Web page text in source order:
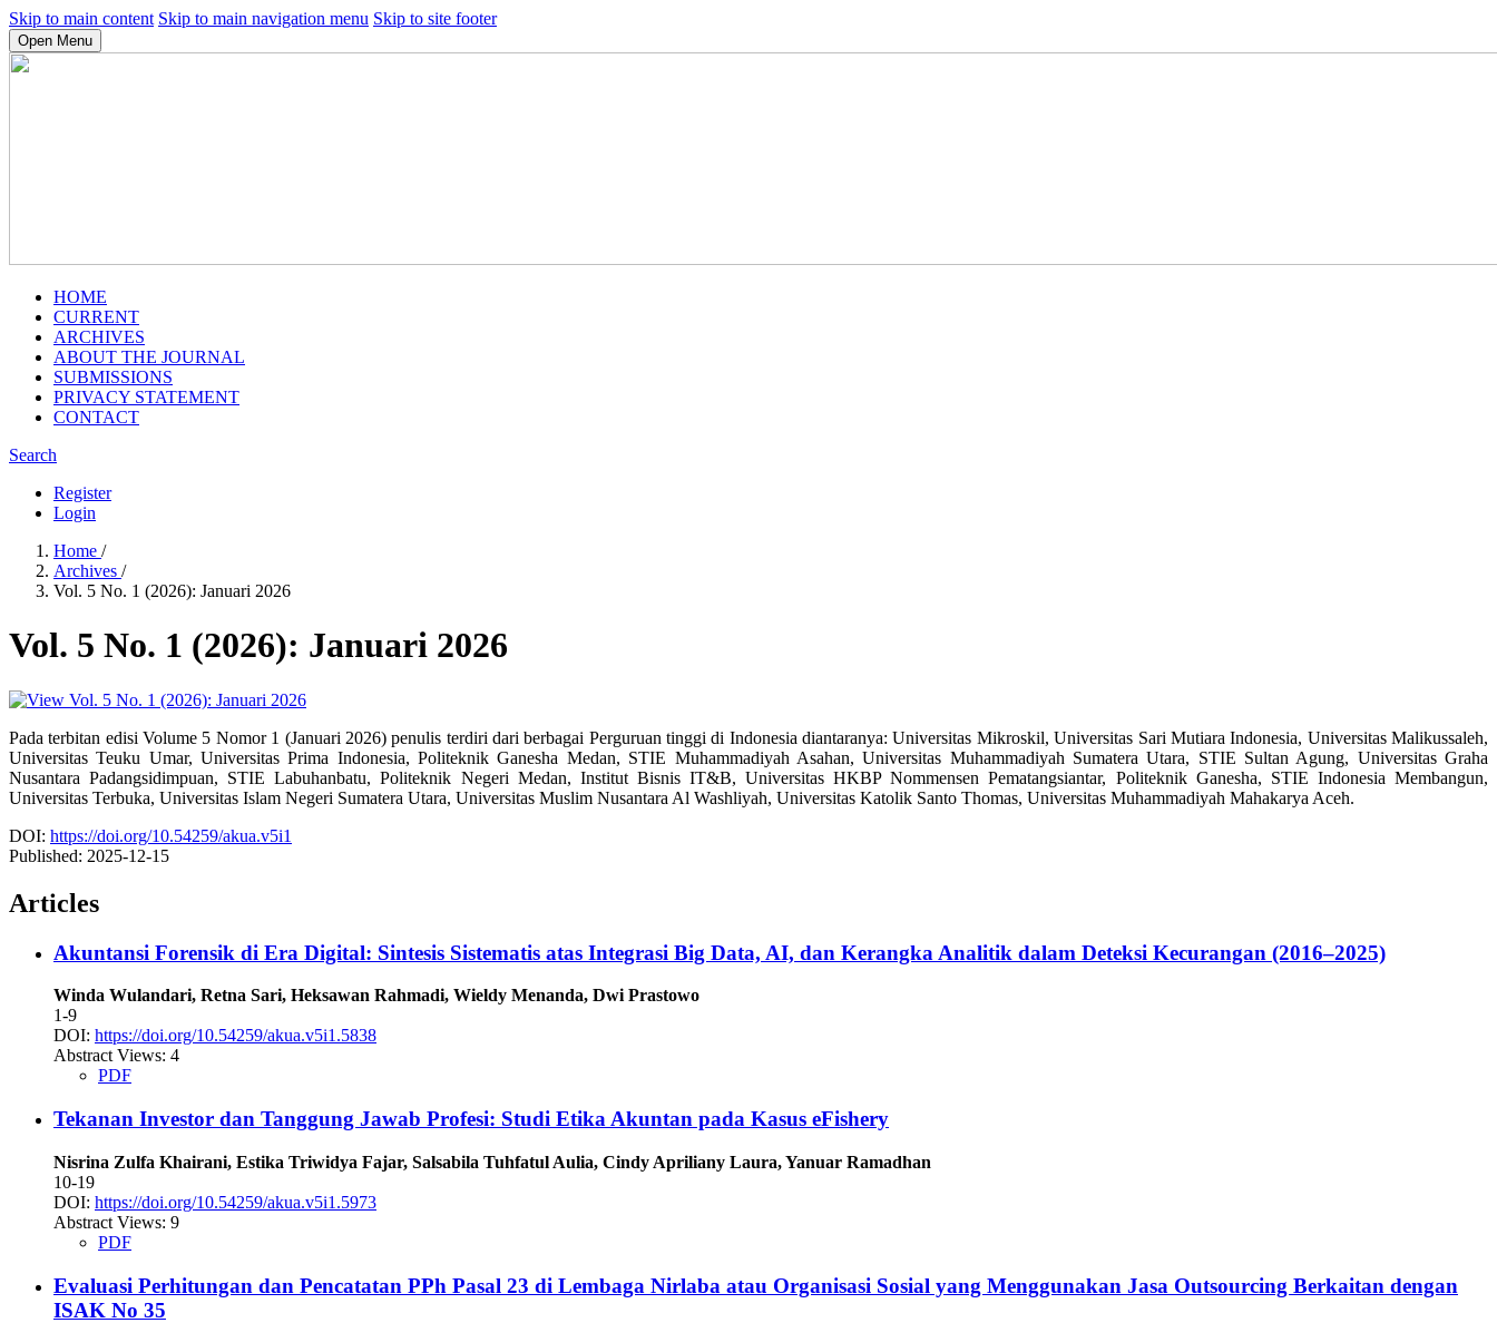
Skip to main content Skip to main navigation menu Skip to site footer
Open Menu
HOME
CURRENT
ARCHIVES
ABOUT THE JOURNAL
SUBMISSIONS
PRIVACY STATEMENT
CONTACT
Search
Register
Login
Home /
Archives /
Vol. 5 No. 1 (2026): Januari 2026
Vol. 5 No. 1 (2026): Januari 2026
Pada terbitan edisi Volume 5 Nomor 1 (Januari 2026) penulis terdiri dari berbagai Perguruan tinggi di Indonesia diantaranya: Universitas Mikroskil, Universitas Sari Mutiara Indonesia, Universitas Malikussaleh,
Universitas Teuku Umar, Universitas Prima Indonesia, Politeknik Ganesha Medan, STIE Muhammadiyah Asahan, Universitas Muhammadiyah Sumatera Utara, STIE Sultan Agung, Universitas Graha
Nusantara Padangsidimpuan, STIE Labuhanbatu, Politeknik Negeri Medan, Institut Bisnis IT&B, Universitas HKBP Nommensen Pematangsiantar, Politeknik Ganesha, STIE Indonesia Membangun,
Universitas Terbuka, Universitas Islam Negeri Sumatera Utara, Universitas Muslim Nusantara Al Washliyah, Universitas Katolik Santo Thomas, Universitas Muhammadiyah Mahakarya Aceh.
DOI: https://doi.org/10.54259/akua.v5i1
Published: 2025-12-15
Articles
Akuntansi Forensik di Era Digital: Sintesis Sistematis atas Integrasi Big Data, AI, dan Kerangka Analitik dalam Deteksi Kecurangan (2016–2025)
Winda Wulandari, Retna Sari, Heksawan Rahmadi, Wieldy Menanda, Dwi Prastowo
1-9
DOI: https://doi.org/10.54259/akua.v5i1.5838
Abstract Views: 4
PDF
Tekanan Investor dan Tanggung Jawab Profesi: Studi Etika Akuntan pada Kasus eFishery
Nisrina Zulfa Khairani, Estika Triwidya Fajar, Salsabila Tuhfatul Aulia, Cindy Apriliany Laura, Yanuar Ramadhan
10-19
DOI: https://doi.org/10.54259/akua.v5i1.5973
Abstract Views: 9
PDF
Evaluasi Perhitungan dan Pencatatan PPh Pasal 23 di Lembaga Nirlaba atau Organisasi Sosial yang Menggunakan Jasa Outsourcing Berkaitan dengan
ISAK No 35